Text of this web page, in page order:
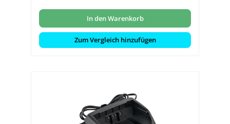
In den Warenkorb
Zum Vergleich hinzufügen